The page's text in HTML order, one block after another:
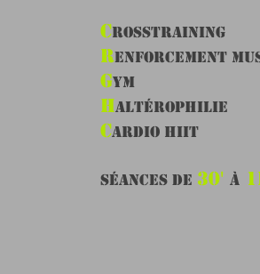
CrossTraining
Renforcement
Gym
Haltérophilie
Cardio hiit
séances de 30' à